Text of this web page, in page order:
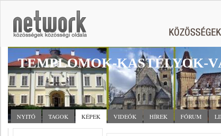
TEMPLOMOK-KASTÉLYOK-
NYITÓ TAGOK KÉPEK VIDEÓK HÍREK FÓRUM